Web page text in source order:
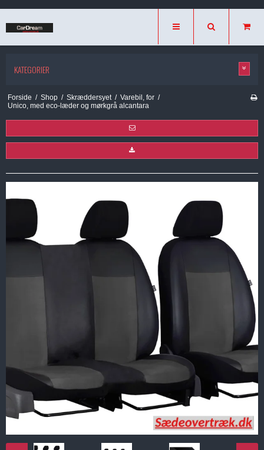
KATEGORIER
Forside / Shop / Skræddersyet / Varebil, for /
Unico, med eco-læder og mørkgrå alcantara